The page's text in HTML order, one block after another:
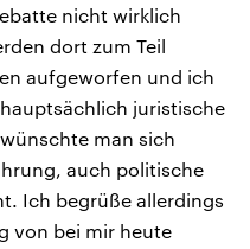
nicht wirklich
dort zum Teil
aufgeworfen und ich
juristische
man sich
auch politische
Ich begrüße allerdings
von bei mir heute